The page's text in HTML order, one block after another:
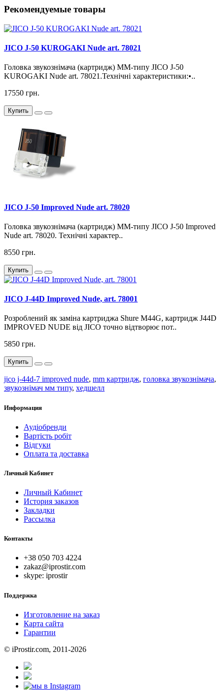
Рекомендуемые товары
JICO J-50 KUROGAKI Nude art. 78021
Головка звукознімача (картридж) MM-типу JICO J-50
KUROGAKI Nude art. 78021.Технічні характеристики:•..
17550 грн.
Купить
JICO J-50 Improved Nude art. 78020
Головка звукознімача (картридж) MM-типу JICO J-50 Improved
Nude art. 78020. Технічні характер..
8550 грн.
Купить
JICO J-44D Improved Nude, art. 78001
Розроблений як заміна картриджа Shure M44G, картридж J44D
IMPROVED NUDE від JICO точно відтворює пот..
5850 грн.
Купить
jico j-44d-7 improved nude, mm картридж, головка звукознімача,
звукознімач мм типу, хедшелл
Информация
Аудіобренди
Вартість робіт
Відгуки
Оплата та доставка
Личный Кабинет
Личный Кабинет
История заказов
Закладки
Рассылка
Контакты
+38 050 703 4224
zakaz@iprostir.com
skype: iprostir
Поддержка
Изготовление на заказ
Карта сайта
Гарантии
© iProstir.com, 2011-2026